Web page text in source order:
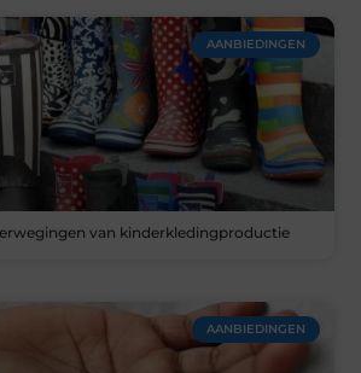
AANBIEDINGEN
van kinderkledingproductie
AANBIEDINGEN